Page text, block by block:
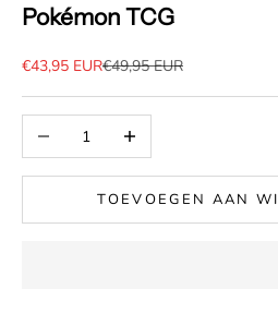
Pokémon TCG
Aanbiedingsprijs
€43,95 EURNormale prijs
€49,95 EUR
Aantal verlagenAantal verhogen
TOEVOEGEN AAN